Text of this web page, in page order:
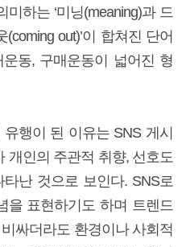
하는 ‘미닝(meaning)과 드
out)’이 합쳐진 단어
동, 구매운동이 넓어진 형
행이 된 이유는 SNS 게시
개인의 주관적 취향, 선호도
난 것으로 보인다. SNS로
을 표현하기도 하며 트렌드
싸더라도 환경이나 사회적